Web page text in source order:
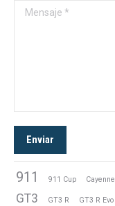
Mensaje *
Enviar
911 911 Cup Cayenne
GT3 GT3 R GT3 R Evo